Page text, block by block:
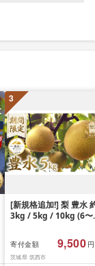
3
[新規格追加!] 梨 豊水
3kg / 5kg / 10kg (6〜
ロ 5キロ 10キロ ほう
い梨 旬の梨 和梨 果実
水梨 秀品 あり 贈答用
寄付金額 9,500
茨城県 筑西市